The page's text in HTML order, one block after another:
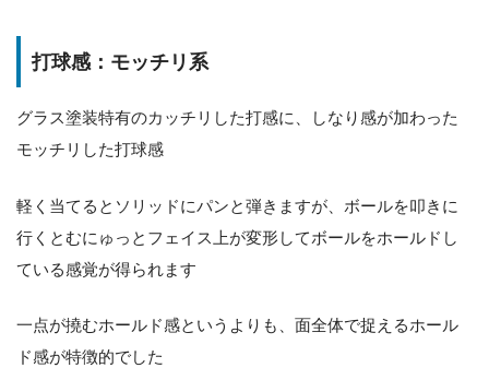
打球感：モッチリ系
グラス塗装特有のカッチリした打感に、しなり感が加わった
モッチリした打球感
軽く当てるとソリッドにパンと弾きますが、ボールを叩きに
行くとむにゅっとフェイス上が変形してボールをホールドし
ている感覚が得られます
一点が撓むホールド感というよりも、面全体で捉えるホール
ド感が特徴的でした